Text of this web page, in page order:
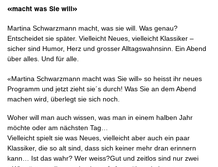
«macht was Sie will»
Martina Schwarzmann macht, was sie will. Was genau?
Entscheidet sie später. Vielleicht Neues, vielleicht Klassiker –
sicher sind Humor, Herz und grosser Alltagswahnsinn. Ein Abend
über alles. Und für alle.
«Martina Schwarzmann macht was Sie will» so heisst ihr neues
Programm und jetzt zieht sie´s durch! Was Sie an dem Abend
machen wird, überlegt sie sich noch.
Woher will man auch wissen, was man in einem halben Jahr
möchte oder am nächsten Tag…
Vielleicht spielt sie was Neues, vielleicht aber auch ein paar
Klassiker, die so alt sind, dass sich keiner mehr dran erinnern
kann… Ist das wahr? Wer weiss?Gut und zeitlos sind nur zwei